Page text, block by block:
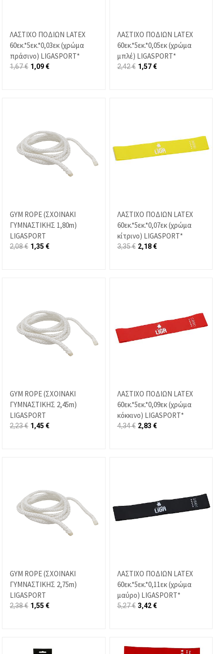
ΛΑΣΤΙΧΟ ΠΟΔΙΩΝ LATEX
60εκ.*5εκ.*0,03εκ (χρώμα
πράσινο) LIGASPORT*
1,67€ 1,09€
ΛΑΣΤΙΧΟ ΠΟΔΙΩΝ LATEX
60εκ.*5εκ.*0,05εκ (χρώμα
μπλέ) LIGASPORT*
2,42€ 1,57€
GYM ROPE (ΣΧΟΙΝΑΚΙ
ΓΥΜΝΑΣΤΙΚΗΣ 1,80m)
LIGASPORT
2,08€ 1,35 €
ΛΑΣΤΙΧΟ ΠΟΔΙΩΝ LATEX
60εκ.*5εκ.*0,07εκ (χρώμα
κίτρινο) LIGASPORT*
3,35€ 2,18€
GYM ROPE (ΣΧΟΙΝΑΚΙ
ΓΥΜΝΑΣΤΙΚΗΣ 2,45m)
LIGASPORT
2,23€ 1,45 €
ΛΑΣΤΙΧΟ ΠΟΔΙΩΝ LATEX
60εκ.*5εκ.*0,09εκ (χρώμα
κόκκινο) LIGASPORT*
4,34€ 2,83 €
GYM ROPE (ΣΧΟΙΝΑΚΙ
ΓΥΜΝΑΣΤΙΚΗΣ 2,75m)
LIGASPORT
2,38€ 1,55 €
ΛΑΣΤΙΧΟ ΠΟΔΙΩΝ LATEX
60εκ.*5εκ.*0,11εκ (χρώμα
μαύρο) LIGASPORT*
5,27€ 3,42€